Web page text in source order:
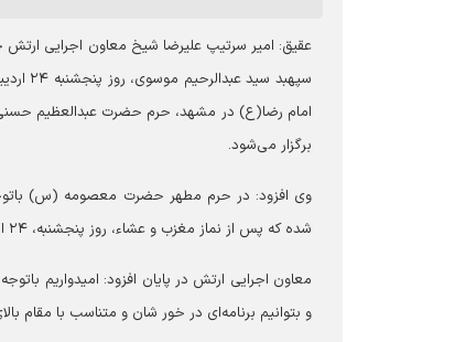
عقیق: امیر سرتیپ علیرضا شیخ معاون اجرایی ارتش
امام رضا(ع) در مشهد، حرم حضرت عبدالعظیم
برگزار می‌شود.
وی افزود: در حرم مطهر حضرت معصومه (س)
شده که پس از نماز مغزب و عشاء، روز پنجشنبه، ۲۴ اردیبهشت، در صحن امام هادی علیه‌السلام این حرم مطهر برگزار خواهد شد.
معاون اجرایی ارتش در پایان افزود: امیدواریم
و بتوانیم برنامه‌ای در خور شان و متناسب با مقام